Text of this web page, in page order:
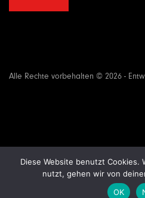
Alle Rechte vorbehalten © 2026 -
Diese Website benutzt Cookies.
nutzt, gehen wir von
OK